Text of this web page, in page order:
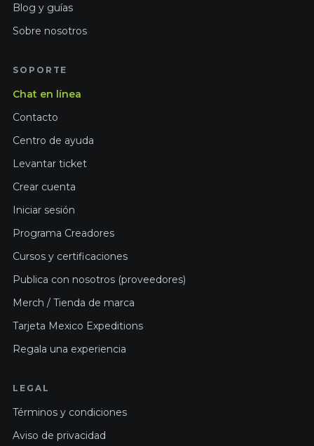
Blog y guías
Sobre nosotros
SOPORTE
Chat en línea
Contacto
Centro de ayuda
Levantar ticket
Crear cuenta
Iniciar sesión
Programa Creadores
Cursos y certificaciones
Publica con nosotros (proveedores)
Merch / Tienda de marca
Tarjeta Mexico Expeditions
Regala una experiencia
LEGAL
Términos y condiciones
Aviso de privacidad